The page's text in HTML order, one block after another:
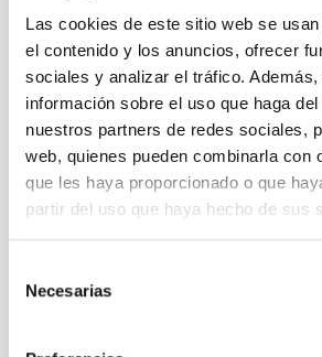
Las cookies de este sitio web se
el contenido y los anuncios, ofrecer
sociales y analizar el tráfico.
información sobre el uso que haga
nuestros partners de redes sociales,
web, quienes pueden combinarla con
que les haya proporcionado o que
partir del uso que haya hecho de sus
Necesarias